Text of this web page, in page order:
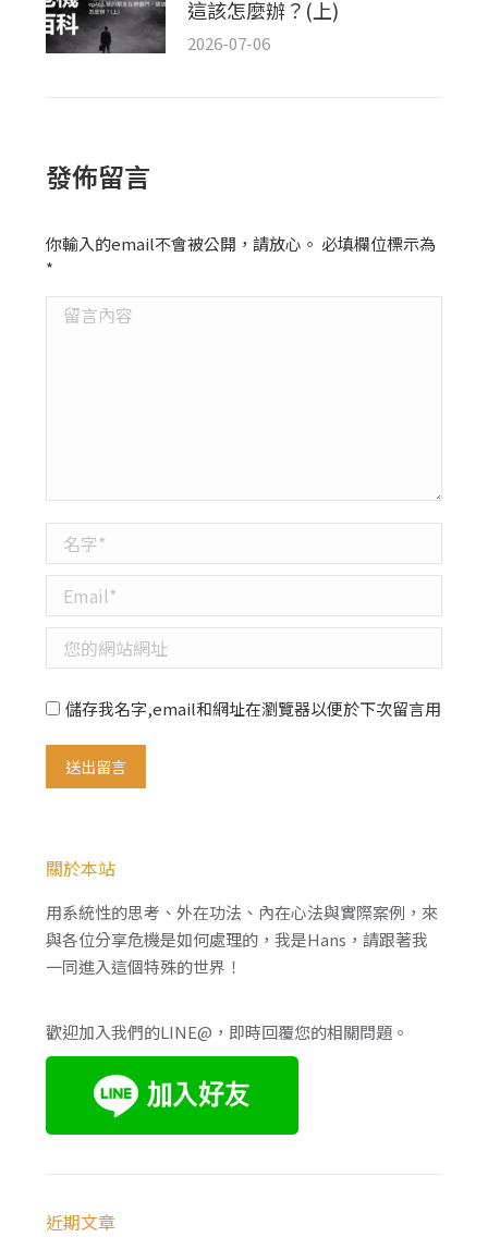
這該怎麼辦？(上)
2026-07-06
發佈留言
你輸入的email不會被公開，請放心。 必填欄位標示為
*
留言內容
名字 *
Email *
您的網站網址
儲存我名字,email和網址在瀏覽器以便於下次留言用
送出留言
關於本站
用系統性的思考、外在功法、內在心法與實際案例，來
與各位分享危機是如何處理的，我是Hans，請跟著我
一同進入這個特殊的世界！
歡迎加入我們的LINE@，即時回覆您的相關問題。
近期文章